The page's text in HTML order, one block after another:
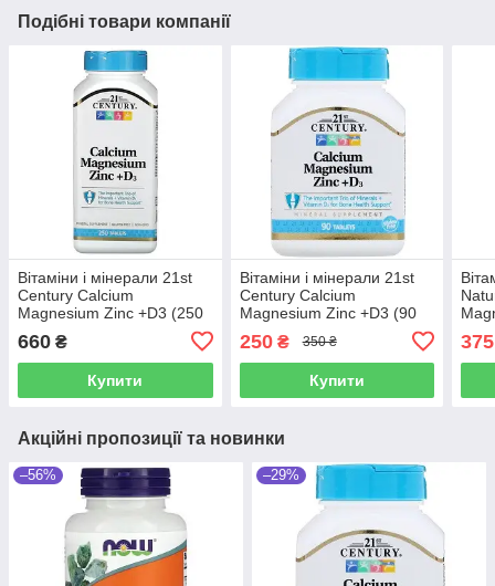
Подібні товари компанії
Вітаміни і мінерали 21st
Century Calcium
Magnesium Zinc +D3 (250
660 ₴
Купити
Вітаміни і мінерали 21st
Century Calcium
Magnesium Zinc +D3 (90
250₴ 350 ₴
Купити
375
Акційні пропозиції та новинки
–56% –29%